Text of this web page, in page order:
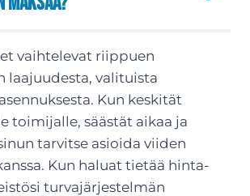
vaihtelevat riippuen
laajuudesta, valituista
Kun keskität
toimijalle, säästät aikaa ja
tarvitse asioida viiden
Kun haluat tietää hinta-
turvajärjestelmän